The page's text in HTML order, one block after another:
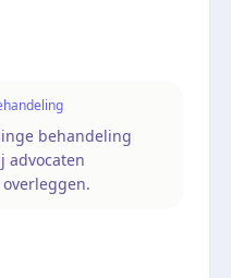
behandeling
advocaten